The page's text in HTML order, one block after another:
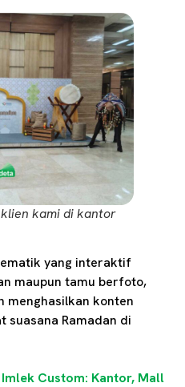
kami di kantor
yang interaktif
maupun tamu berfoto,
menghasilkan konten
suasana Ramadan di
Custom: Kantor, Mall